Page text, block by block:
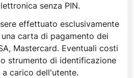
senza PIN.
effettuato esclusivamente
carta di pagamento dei
Mastercard. Eventuali costi
strumento di identificazione
a carico dell'utente.